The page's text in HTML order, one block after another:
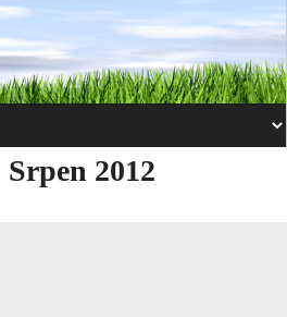
Srpen 2012